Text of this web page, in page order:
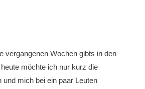
vergangenen Wochen gibts in den
möchte ich nur kurz die
und mich bei ein paar Leuten